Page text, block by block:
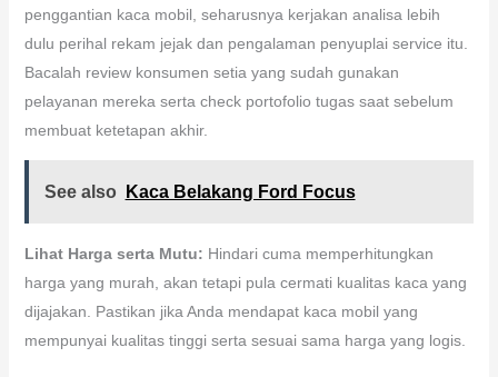
penggantian kaca mobil, seharusnya kerjakan analisa lebih
dulu perihal rekam jejak dan pengalaman penyuplai service itu.
Bacalah review konsumen setia yang sudah gunakan
pelayanan mereka serta check portofolio tugas saat sebelum
membuat ketetapan akhir.
See also Kaca Belakang Ford Focus
Lihat Harga serta Mutu: Hindari cuma memperhitungkan
harga yang murah, akan tetapi pula cermati kualitas kaca yang
dijajakan. Pastikan jika Anda mendapat kaca mobil yang
mempunyai kualitas tinggi serta sesuai sama harga yang logis.